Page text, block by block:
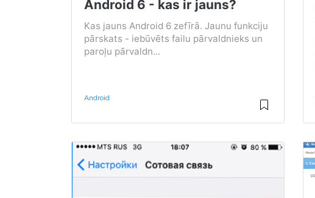
Android 6 - kas ir jauns?
Kas jauns Android 6 zefīrā. Jaunu funkciju
pārskats - iebūvēts failu pārvaldnieks un
paroļu pārvaldn...
Android